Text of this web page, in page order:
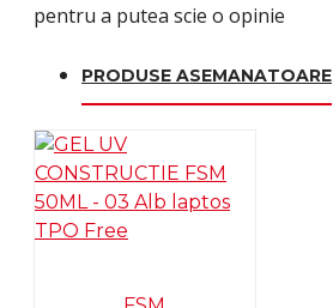
pentru a putea scie o opinie
PRODUSE ASEMANATOARE